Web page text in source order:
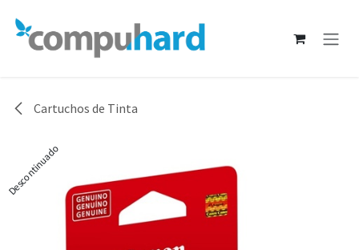
Cartuchos de Tinta
Descontinuado